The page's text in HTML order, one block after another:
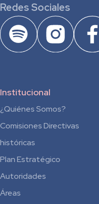
Redes Sociales
Institucional
¿Quiénes Somos?
Comisiones Directivas
históricas
Plan Estratégico
Autoridades
Áreas